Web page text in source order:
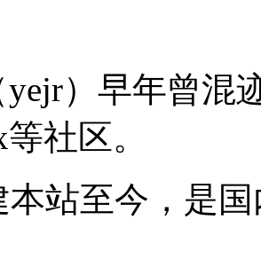
）早年曾混
社区。
本站至今，是